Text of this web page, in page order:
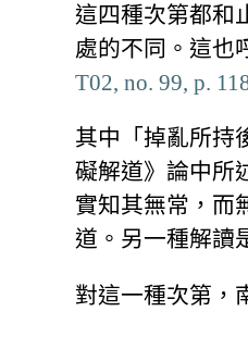
這四種次第都和
處的不同。這也
T02, no. 99, p.
其中「掉亂所持
礙解道》論中所
實知其無常，而
道。另一種解讀
對這一種次第，